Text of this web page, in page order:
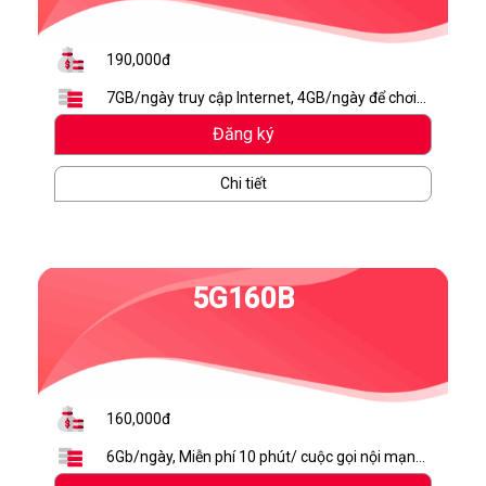
190,000đ
7GB/ngày truy cập Internet, 4GB/ngày để chơi
game Liên Quân Mobile. Miễn phí TV360 Basic
4K
Đăng ký
Chi tiết
5G160B
160,000đ
6Gb/ngày, Miễn phí 10 phút/ cuộc gọi nội mạng,